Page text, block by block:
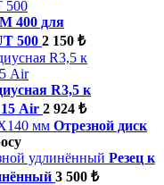
400 для
500 2 150 ₺
R3,5 к
Air 2 924 ₺
Отрезной диск
Резец к
3 500 ₺